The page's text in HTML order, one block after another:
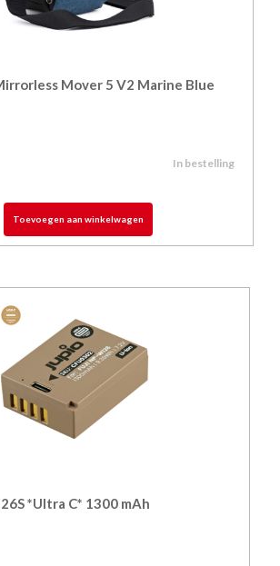
Mover 5 V2 Marine Blue
In bestelling
Toevoegen aan winkelwagen
*Ultra C* 1300 mAh